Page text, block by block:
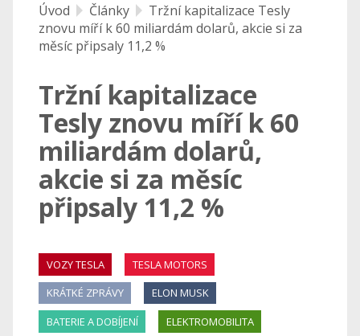
Úvod Články
Tržní kapitalizace Tesly
znovu míří k 60 miliardám dolarů, akcie si za
měsíc připsaly 11,2 %
Tržní kapitalizace
Tesly znovu míří k 60
miliardám dolarů,
akcie si za měsíc
připsaly 11,2 %
VOZY TESLA
TESLA MOTORS
KRÁTKÉ ZPRÁVY
ELON MUSK
BATERIE A DOBÍJENÍ
ELEKTROMOBILITA